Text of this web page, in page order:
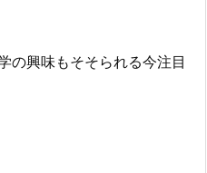
の興味もそそられる今注目